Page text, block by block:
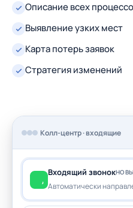
Описание всех
Выявление узких мест
Карта потерь заявок
Стратегия изменений
Колл-центр · входящие
Входящий звонок
Автоматически